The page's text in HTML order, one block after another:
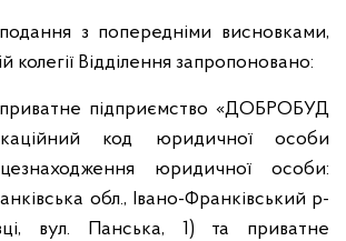
з попередніми висновками,
колегії Відділення запропоновано:
підприємство «ДОБРОБУД
код юридичної особи
юридичної особи:
обл., Івано-Франківський р-
вул. Панська, 1) та приватне